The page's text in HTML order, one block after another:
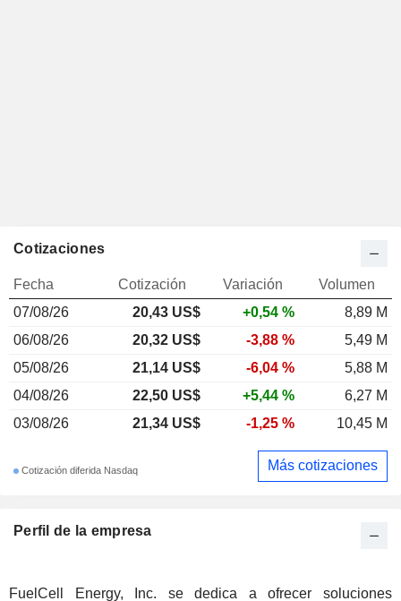
Perfil de la empresa
FuelCell Energy, Inc. se dedica a ofrecer soluciones
Cotizaciones
Fecha Cotización Variación
Volumen
07/08/26
20,43 US$ +0,54 %
8,89 M
06/08/26
20,32 US$ -3,88 %
5,49 M
05/08/26
21,14 US$ -6,04 %
5,88 M
04/08/26
22,50 US$ +5,44 %
6,27 M
03/08/26
21,34 US$ -1,25 % 10,45 M
Cotización diferida Nasdaq Más cotizaciones